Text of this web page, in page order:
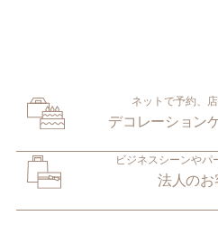
ネットで予約、
デコレーション
ビジネスシーンやパ
法人のお